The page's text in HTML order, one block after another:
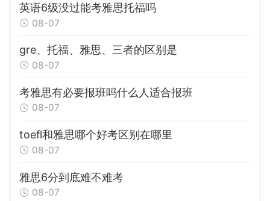
英语6级没过能考雅思托福吗
08-07
gre、托福、雅思、三者的区别是
08-07
考雅思有必要报班吗什么人适合报班
08-07
toefl和雅思哪个好考区别在哪里
08-07
雅思6分到底难不难考
08-07